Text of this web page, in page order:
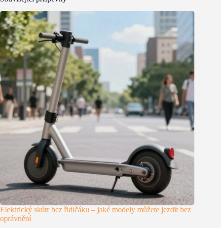
Elektrický skútr bez řidičáku – jaké modely můžete jezdit bez
oprávnění